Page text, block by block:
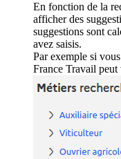
En fonction de la
afficher des
suggestions sont
avez saisis.
Par exemple si
France Travail peut